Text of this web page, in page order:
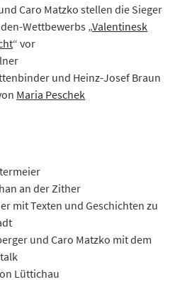
Caro Matzko stellen die Sieger
Wettbewerbs „Valentinesk
“ vor
und Heinz-Josef Braun
Maria Peschek
an der Zither
mit Texten und Geschichten zu
und Caro Matzko mit dem
Lüttichau